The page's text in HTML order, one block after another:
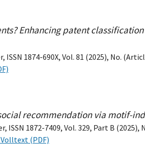
Enhancing patent
1874-690X, Vol. 81 (2025), No.
recommendation via motif-
1872-7409, Vol. 329, Part B (2025),
(PDF)